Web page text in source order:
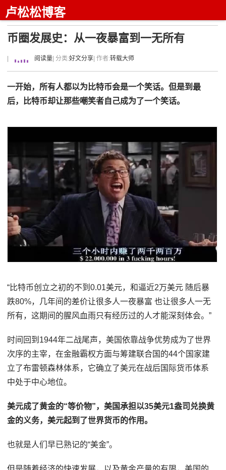
卢松松博客
币圈发展史：从一夜暴富到一无所有
阅读量 | 分类:好文分享 | 作者:转载大师
一开始，所有人都以为比特币会是一个笑话。但是到最
后，比特币却让那些嘲笑者自己成为了一个笑话。
“比特币创立之初的不到0.01美元，和逼近2万美元 随后暴
跌80%，几年间的差价让很多人一夜暴富 也让很多人一无
所有，这期间的腥风血雨只有经历过的人才能深刻体会。”
时间回到1944年二战尾声，美国依靠战争优势成为了世界
次序的主宰，在金融霸权方面与筹建联合国的44个国家建
立了布雷顿森林体系，它确立了美元在战后国际货币体系
中处于中心地位。
美元成了黄金的“等价物”，美国承担以35美元1盎司兑换黄
金的义务，美元起到了世界货币的作用。
也就是人们早已熟记的“美金”。